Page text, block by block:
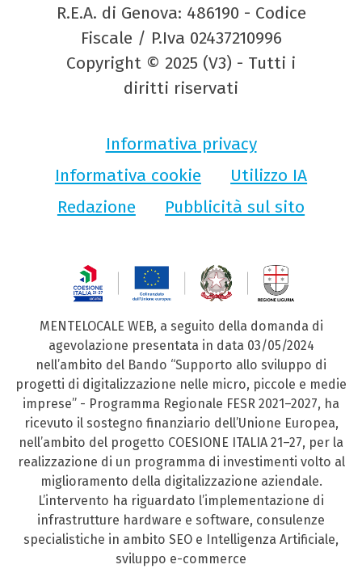
R.E.A. di Genova: 486190 - Codice
Fiscale / P.Iva 02437210996
Copyright © 2025 (V3) - Tutti i
diritti riservati
Informativa privacy
Informativa cookie
Utilizzo IA
Redazione
Pubblicità sul sito
MENTELOCALE WEB, a seguito della domanda di
agevolazione presentata in data 03/05/2024
nell’ambito del Bando “Supporto allo sviluppo di
progetti di digitalizzazione nelle micro, piccole e medie
imprese” - Programma Regionale FESR 2021–2027, ha
ricevuto il sostegno finanziario dell’Unione Europea,
nell’ambito del progetto COESIONE ITALIA 21–27, per la
realizzazione di un programma di investimenti volto al
miglioramento della digitalizzazione aziendale.
L’intervento ha riguardato l’implementazione di
infrastrutture hardware e software, consulenze
specialistiche in ambito SEO e Intelligenza Artificiale,
sviluppo e-commerce